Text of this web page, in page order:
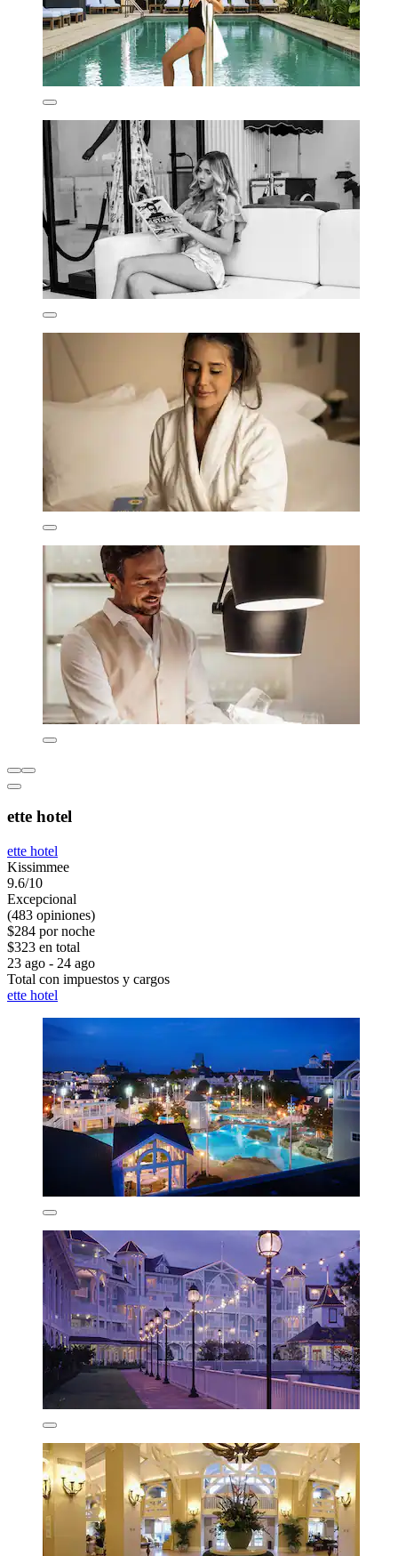
ette hotel
ette hotel
Kissimmee
9.6/10
Excepcional
(483 opiniones)
$284 por noche
$323 en total
23 ago - 24 ago
Total con impuestos y cargos
ette hotel